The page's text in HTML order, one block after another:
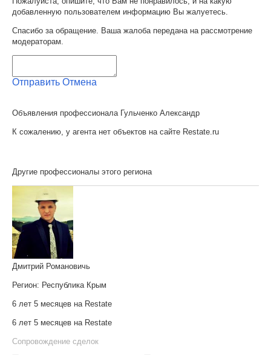
добавленную пользователем информацию Вы жалуетесь.
Спасибо за обращение. Ваша жалоба передана на рассмотрение
модераторам.
Отправить Отмена
Объявления профессионала Гульченко Александр
К сожалению, у агента нет объектов на сайте Restate.ru
Другие профессионалы этого региона
Дмитрий Романовичь
Регион: Республика Крым
6 лет 5 месяцев на Restate
6 лет 5 месяцев на Restate
Сопровождение сделок